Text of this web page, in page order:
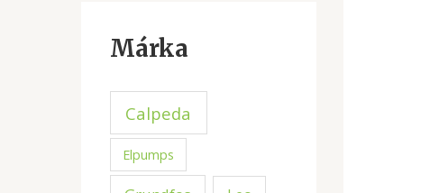
Márka
Calpeda
Elpumps